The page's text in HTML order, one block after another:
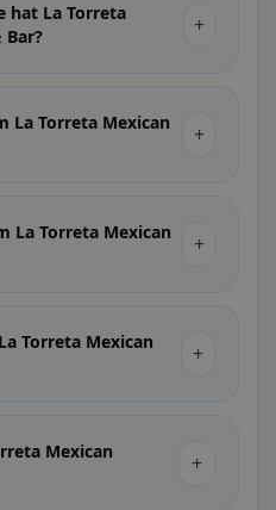
hat La Torreta
Bar?
+
La Torreta Mexican
+
La Torreta Mexican
+
Torreta Mexican
+
Mexican
+